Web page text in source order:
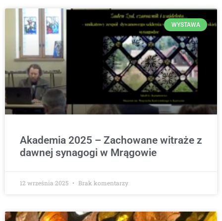
WYSTAWA
Akademia 2025 – Zachowane witraże z
dawnej synagogi w Mrągowie
12 września 2025 Brak komentarzy